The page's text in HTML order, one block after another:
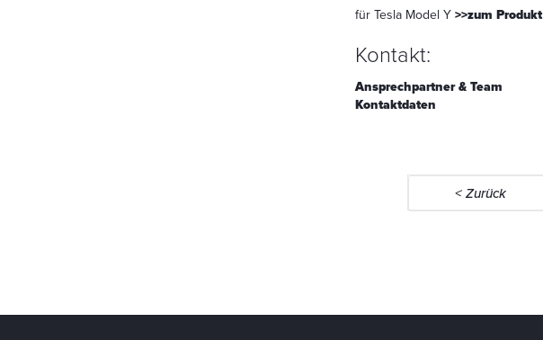
für Tesla Model Y >>zum Produkt
Kontakt:
Ansprechpartner & Team
Kontaktdaten
< Zurück